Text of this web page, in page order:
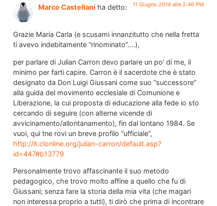
Marco Castellani ha detto: 11 Giugno 2014 alle 2:46 PM
Grazie Maria Carla (e scusami innanzitutto che nella fretta
ti avevo indebitamente “rinominato”….),
per parlare di Julian Carron devo parlare un po’ di me, il
minimo per farti capire. Carron è il sacerdote che è stato
designato da Don Luigi Giussani come suo “successore”
alla guida del movimento ecclesiale di Comunione e
Liberazione, la cui proposta di educazione alla fede io sto
cercando di seguire (con alterne vicende di
avvicinamento/allontanamento), fin dal lontano 1984. Se
vuoi, qui tne rovi un breve profilo “ufficiale”,
http://it.clonline.org/julian-carron/default.asp?
id=447#b13779
Personalmente trovo affascinante il suo metodo
pedagogico, che trovo molto affine a quello che fu di
Giussani; senza fare la storia della mia vita (che magari
non interessa proprio a tutti), ti dirò che prima di incontrare